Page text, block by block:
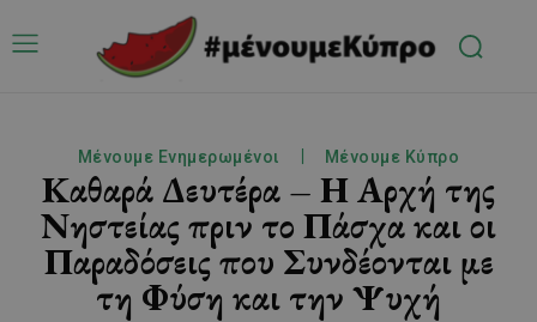
Μένουμε Ενημερωμένοι Μένουμε Κύπρο
Καθαρά Δευτέρα – Η Αρχή της
Νηστείας πριν το Πάσχα και οι
Παραδόσεις που Συνδέονται με
τη Φύση και την Ψυχή